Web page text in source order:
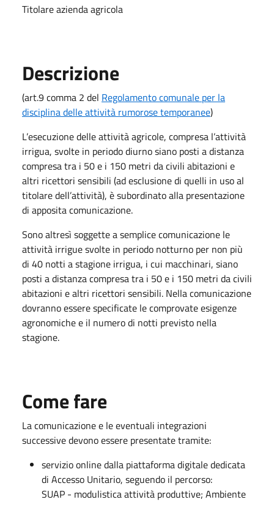
Titolare azienda agricola
Descrizione
(art.9 comma 2 del Regolamento comunale per la
disciplina delle attività rumorose temporanee)
L’esecuzione delle attività agricole, compresa l’attività
irrigua, svolte in periodo diurno siano posti a distanza
compresa tra i 50 e i 150 metri da civili abitazioni e
altri ricettori sensibili (ad esclusione di quelli in uso al
titolare dell’attività), è subordinato alla presentazione
di apposita comunicazione.
Sono altresì soggette a semplice comunicazione le
attività irrigue svolte in periodo notturno per non più
di 40 notti a stagione irrigua, i cui macchinari, siano
posti a distanza compresa tra i 50 e i 150 metri da civili
abitazioni e altri ricettori sensibili. Nella comunicazione
dovranno essere specificate le comprovate esigenze
agronomiche e il numero di notti previsto nella
stagione.
Come fare
La comunicazione e le eventuali integrazioni
successive devono essere presentate tramite:
servizio online dalla piattaforma digitale dedicata
di Accesso Unitario, seguendo il percorso:
SUAP - modulistica attività produttive; Ambiente